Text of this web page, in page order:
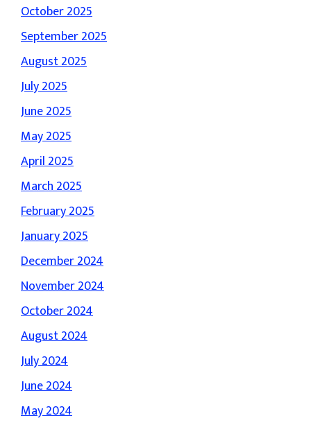
October 2025
September 2025
August 2025
July 2025
June 2025
May 2025
April 2025
March 2025
February 2025
January 2025
December 2024
November 2024
October 2024
August 2024
July 2024
June 2024
May 2024